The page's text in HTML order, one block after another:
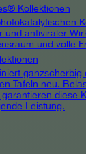
Kollektionen
und antiviraler
und volle
Tafeln neu.
diese
Leistung.